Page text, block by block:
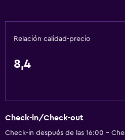
Relación calidad-precio
8,4
Check-in/Check-out
Check-in después de las 16:00 -